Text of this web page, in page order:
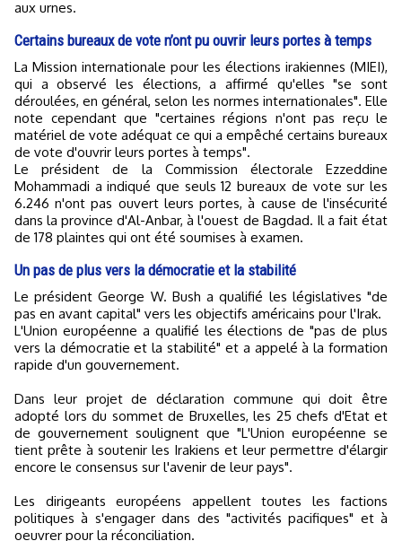
aux urnes.
Certains bureaux de vote n’ont pu ouvrir leurs portes à temps
La Mission internationale pour les élections irakiennes (MIEI),
qui a observé les élections, a affirmé qu'elles "se sont
déroulées, en général, selon les normes internationales". Elle
note cependant que "certaines régions n'ont pas reçu le
matériel de vote adéquat ce qui a empêché certains bureaux
de vote d'ouvrir leurs portes à temps".
Le président de la Commission électorale Ezzeddine
Mohammadi a indiqué que seuls 12 bureaux de vote sur les
6.246 n'ont pas ouvert leurs portes, à cause de l'insécurité
dans la province d'Al-Anbar, à l'ouest de Bagdad. Il a fait état
de 178 plaintes qui ont été soumises à examen.
Un pas de plus vers la démocratie et la stabilité
Le président George W. Bush a qualifié les législatives "de
pas en avant capital" vers les objectifs américains pour l'Irak.
L'Union européenne a qualifié les élections de "pas de plus
vers la démocratie et la stabilité" et a appelé à la formation
rapide d'un gouvernement.
Dans leur projet de déclaration commune qui doit être
adopté lors du sommet de Bruxelles, les 25 chefs d'Etat et
de gouvernement soulignent que "L'Union européenne se
tient prête à soutenir les Irakiens et leur permettre d'élargir
encore le consensus sur l'avenir de leur pays".
Les dirigeants européens appellent toutes les factions
politiques à s'engager dans des "activités pacifiques" et à
oeuvrer pour la réconciliation.